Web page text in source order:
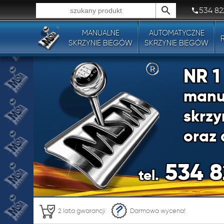
Wszystkie typy produktów!
534
MANUALNE
SKRZYNIE BIEGÓW
AUTOMATYCZNE
SKRZYNIE BIEGÓW
tel.534
NR
oraz
NR
2 lata gwarancji Darmowa wycena!